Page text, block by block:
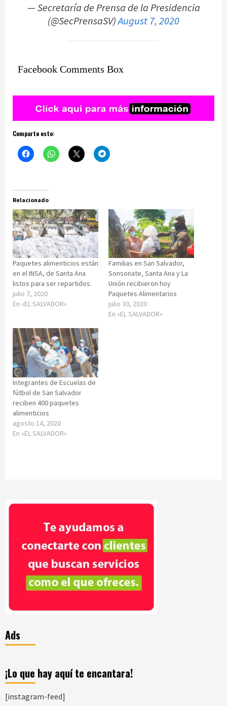
— Secretaría de Prensa de la Presidencia
(@SecPrensaSV)August 7, 2020
Facebook Comments Box
Comparte esto:
Relacionado
Paquetes alimenticios están
en el INSA, de Santa Ana
listos para ser repartidos.
julio 7, 2020
En «EL SALVADOR»
Familias en San Salvador,
Sonsonate, Santa Ana y La
Unión recibieron hoy
Paquetes Alimentarios
julio 30, 2020
En «EL SALVADOR»
Integrantes de Escuelas de
fútbol de San Salvador
reciben 400 paquetes
alimenticios
agosto 14, 2020
En «EL SALVADOR»
Ads
¡Lo que hay aquí te encantara!
[instagram-feed]